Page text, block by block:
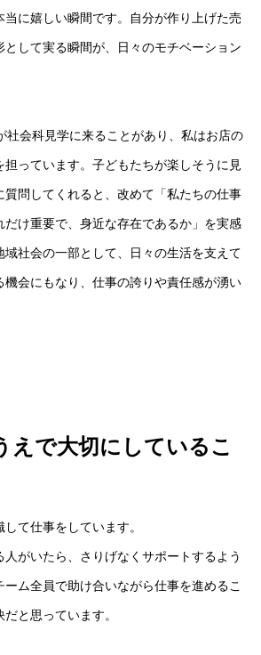
当に嬉しい瞬間です。自分が作り上げた売
として実る瞬間が、日々のモチベーション
社会科見学に来ることがあり、私はお店の
っています。子どもたちが楽しそうに見
質問してくれると、改めて「私たちの仕事
だけ重要で、身近な存在であるか」を実感
域社会の一部として、日々の生活を支えて
機会にもなり、仕事の誇りや責任感が湧い
えで大切にしているこ
て仕事をしています。
がいたら、さりげなくサポートするよう
ム全員で助け合いながら仕事を進めるこ
と思っています。